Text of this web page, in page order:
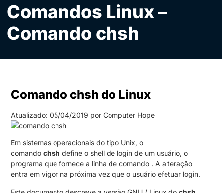
Comandos Linux –
Comando chsh
Comando chsh do Linux
Atualizado: 05/04/2019 por Computer Hope
Em sistemas operacionais do tipo Unix, o
comandochsh define o shell de login de um usuário, o
programa que fornece a linha de comando . A alteração
entra em vigor na próxima vez que o usuário efetuar login.